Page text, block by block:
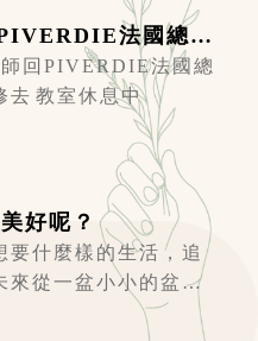
9/24-10/8 PIVERDIE法國總校報到和進修去
回PIVERDIE法國總
去 教室休息中
好呢？
要什麼樣的生活，追
來從一盆小小的盆